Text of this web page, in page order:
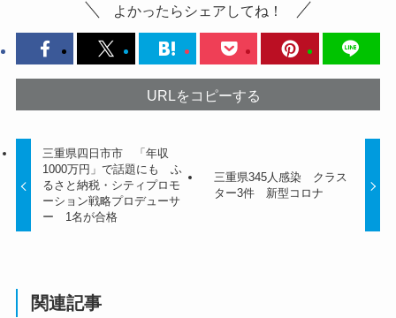
よかったらシェアしてね！
URLをコピーする
三重県四日市市 「年収
1000万円」で話題にも ふ
るさと納税・シティプロモ
ーション戦略プロデューサ
ー 1名が合格
三重県345人感染 クラス
ター3件 新型コロナ
関連記事